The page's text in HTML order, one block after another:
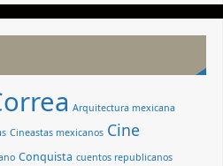
Arquitectura mexicana
Cineastas mexicanos Cine
Conquista cuentos republicanos